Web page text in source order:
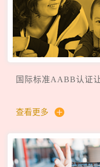
国际标准AABB认证
查看更多